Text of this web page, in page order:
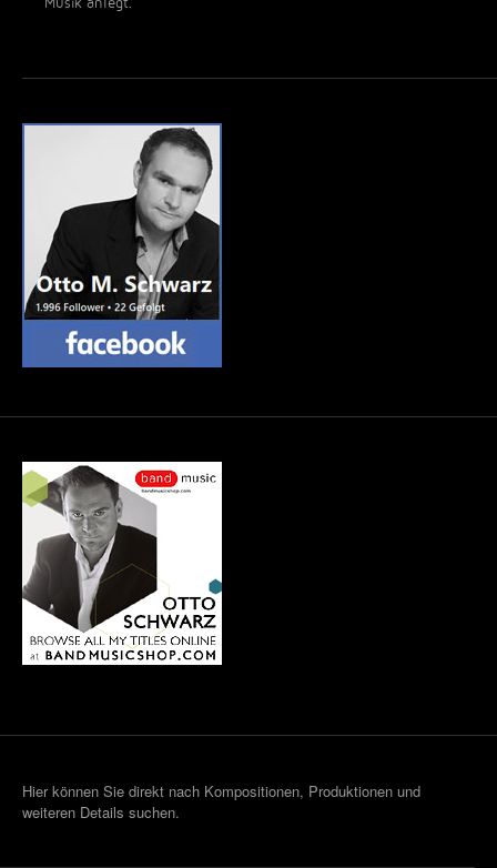
Musik anlegt.
Hier können Sie direkt nach Kompositionen, Produktionen und
weiteren Details suchen.